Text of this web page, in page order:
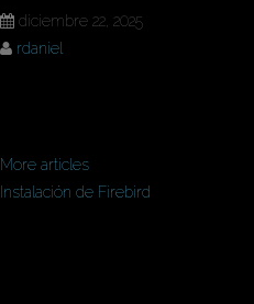
diciembre 22, 2025
rdaniel
More articles
Instalación de Firebird